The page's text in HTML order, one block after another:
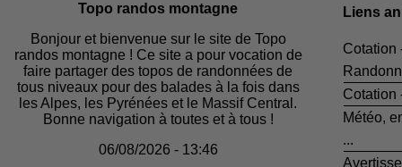
Topo randos montagne
Bonjour et bienvenue sur le site de Topo
randos montagne ! Ce site a pour vocation de
faire partager des topos de randonnées de
tous niveaux pour des balades à la fois dans
les Alpes, les Pyrénées et le Massif Central.
Bonne navigation à toutes et à tous !
06/08/2026 - 13:46
Liens
Cotation
Cotation
Météo,
...